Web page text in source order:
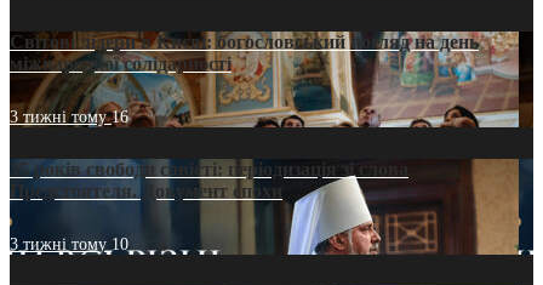
Світові лідери в Києві: богословський погляд на день
міжнародної солідарності
3 тижні тому16
35 років свободи совісті: періодизація зі слова
Предстоятеля. Документ епохи
3 тижні тому 10